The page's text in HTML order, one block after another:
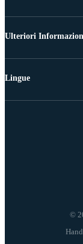
Ulteriori
©
Lingue